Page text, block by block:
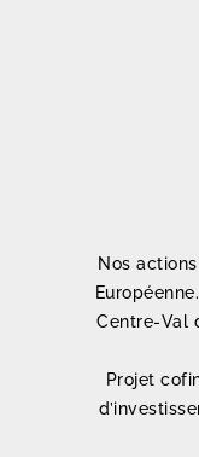
Nos
Centre-Val
Projet